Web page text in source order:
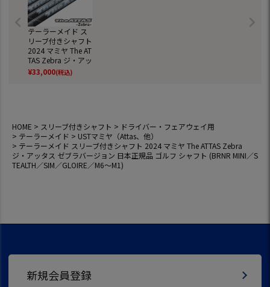
テーラーメイド ス
リーブ付きシャフト
2024 マミヤ The AT
TAS Zebra ジ・アッ
タス ゼブラバージ
ョン 日本正規品 ゴ
¥33,000(税込)
HOME スリーブ付きシャフト
ドライバー・フェアウェイ用
テーラーメイド
USTマミヤ（Attas、他）
テーラーメイド スリーブ付きシャフト 2024 マミヤ The ATTAS Zebra
ジ・アッタス ゼブラバージョン 日本正規品 ゴルフ シャフト (BRNR MINI／S
TEALTH／SIM／GLOIRE／M6～M1)
新規会員登録